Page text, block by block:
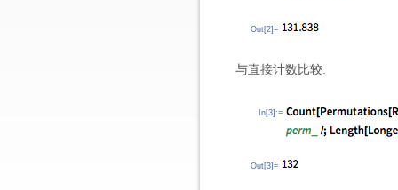
Out[2]=
与直接计数比较.
In[3]:=
Out[3]=